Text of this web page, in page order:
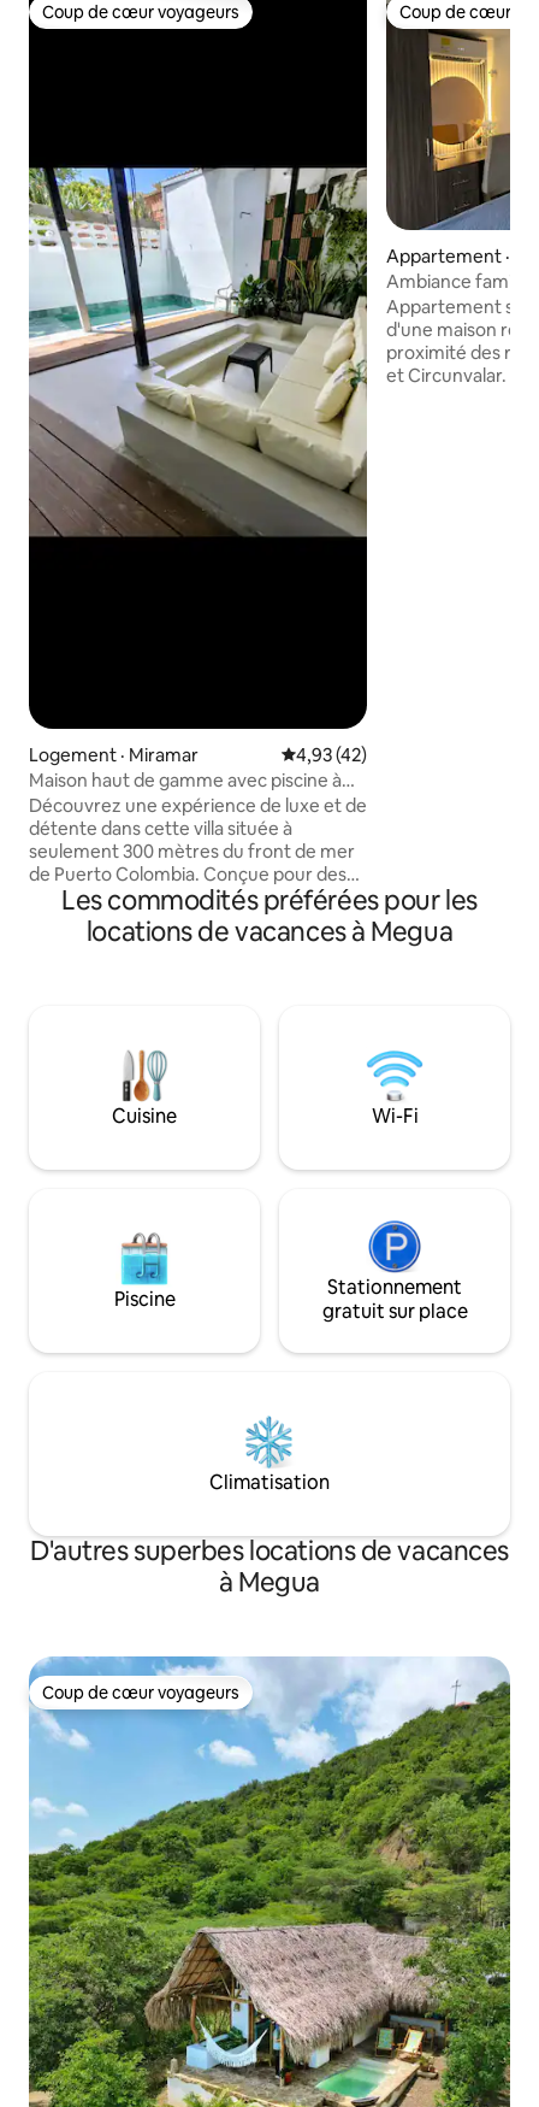
Coup de cœur voyageurs
Coup de cœur voyageurs
Logement · Miramar Note moyenne de 4,93 sur 5,
4,93 (42)
Maison haut de gamme avec piscine à
300 m de la mer/air climatisé et Wi-Fi
Découvrez une expérience de luxe et de
détente dans cette villa située à
seulement 300 mètres du front de mer
de Puerto Colombia. Conçue pour des
voyageurs exigeants, cette maison
entière allie confort, intimité et style
dans chaque espace. Idéal pour les
hôtelier et d'une atmosphère conçue
pour vous permettre de vous détendre
du stress quotidien. ✨ Ici, vous ne faites
pas que séjourner, vous vivez une
Coup de cœur
Coup de cœur
Appartement ·
Ambiance
chez soi/aéroport
Appartement
d'une maison
proximité des
et Circunvalar.
Les commodités préférées pour les
locations de vacances à Megua
Cuisine Wi-Fi
Piscine
Stationnement
gratuit sur place
Climatisation
D'autres superbes locations de vacances
à Megua
Coup de cœur voyageurs
Coup de cœur voyageurs